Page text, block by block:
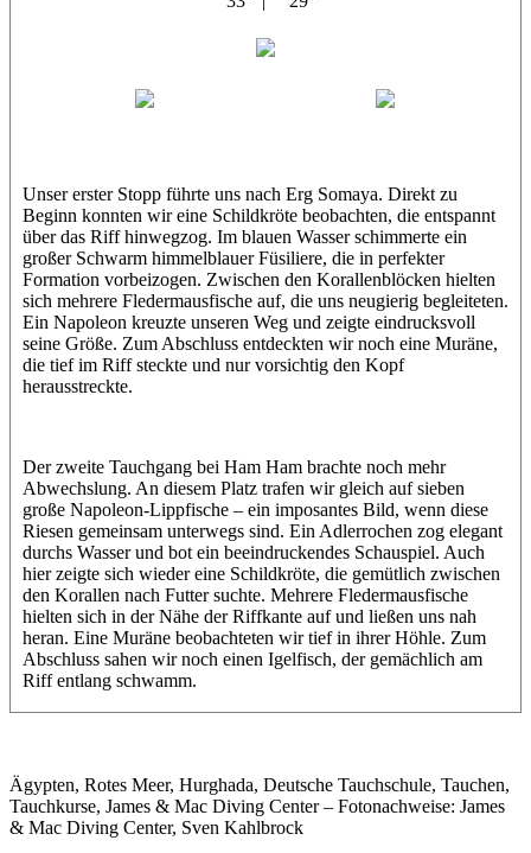
Unser erster Stopp führte uns nach Erg Somaya. Direkt zu
Beginn konnten wir eine Schildkröte beobachten, die entspannt
über das Riff hinwegzog. Im blauen Wasser schimmerte ein
großer Schwarm himmelblauer Füsiliere, die in perfekter
Formation vorbeizogen. Zwischen den Korallenblöcken hielten
sich mehrere Fledermausfische auf, die uns neugierig begleiteten.
Ein Napoleon kreuzte unseren Weg und zeigte eindrucksvoll
seine Größe. Zum Abschluss entdeckten wir noch eine Muräne,
die tief im Riff steckte und nur vorsichtig den Kopf
herausstreckte.
Der zweite Tauchgang bei Ham Ham brachte noch mehr
Abwechslung. An diesem Platz trafen wir gleich auf sieben
große Napoleon-Lippfische – ein imposantes Bild, wenn diese
Riesen gemeinsam unterwegs sind. Ein Adlerrochen zog elegant
durchs Wasser und bot ein beeindruckendes Schauspiel. Auch
hier zeigte sich wieder eine Schildkröte, die gemütlich zwischen
den Korallen nach Futter suchte. Mehrere Fledermausfische
hielten sich in der Nähe der Riffkante auf und ließen uns nah
heran. Eine Muräne beobachteten wir tief in ihrer Höhle. Zum
Abschluss sahen wir noch einen Igelfisch, der gemächlich am
Riff entlang schwamm.
Ägypten, Rotes Meer, Hurghada, Deutsche Tauchschule, Tauchen,
Tauchkurse, James & Mac Diving Center – Fotonachweise: James
& Mac Diving Center, Sven Kahlbrock